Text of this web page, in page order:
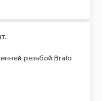
резьбой Bralo